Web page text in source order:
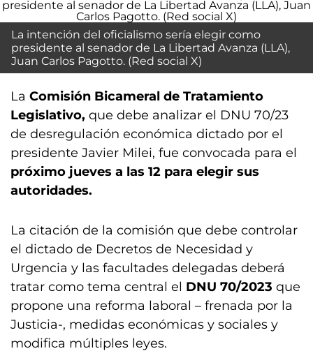
La intención del oficialismo sería elegir como
presidente al senador de La Libertad Avanza (LLA),
Juan Carlos Pagotto. (Red social X)
La Comisión Bicameral de Tratamiento
Legislativo, que debe analizar el DNU 70/23
de desregulación económica dictado por el
presidente Javier Milei, fue convocada para el
próximo jueves a las 12 para elegir sus
autoridades.
La citación de la comisión que debe controlar
el dictado de Decretos de Necesidad y
Urgencia y las facultades delegadas deberá
tratar como tema central el DNU 70/2023 que
propone una reforma laboral – frenada por la
Justicia-, medidas económicas y sociales y
modifica múltiples leyes.